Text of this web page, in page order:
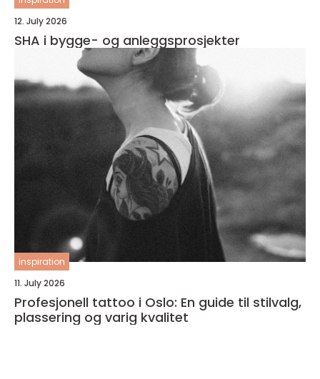
12. July 2026
SHA i bygge- og anleggsprosjekter
inspiration
11. July 2026
Profesjonell tattoo i Oslo: En guide til stilvalg,
plassering og varig kvalitet